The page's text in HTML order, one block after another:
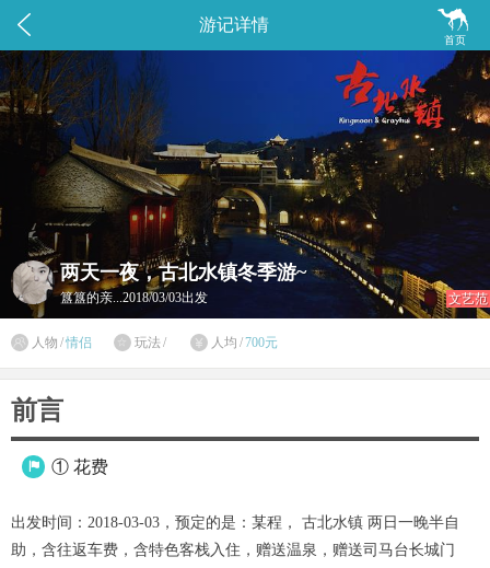
 
首页
游记详情
两天一夜，古北水镇冬季游~
簋簋的亲...2018/03/03出发 文艺范
 人物 /情侣  玩法 /  人均 /700元
前言
 ① 花费
出发时间：2018-03-03，预定的是：某程， 古北水镇 两日一晚半自
助，含往返车费，含特色客栈入住，赠送温泉，赠送司马台长城门